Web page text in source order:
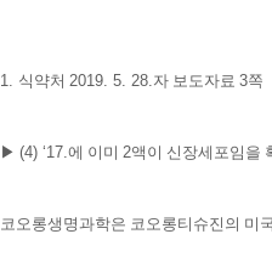
1. 식약처 2019. 5. 28.자 보도자료 3쪽
▶ (4) ‘17.에 이미 2액이 신장세포임을
코오롱생명과학은 코오롱티슈진의 미